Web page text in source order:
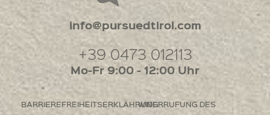
info@pursuedtirol.com
+39 0473 012113
Mo-Fr 9:00 - 12:00 Uhr
BARRIEREFREIHEITSERKLÄHRUNGWIDERRUFUNG DES